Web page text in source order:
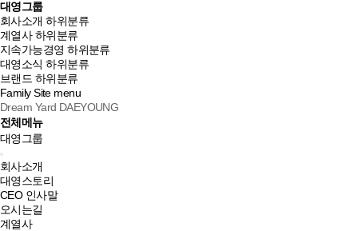
대영그룹
회사소개 하위분류
계열사 하위분류
지속가능경영 하위분류
대영소식 하위분류
브랜드 하위분류
Family Site menu
Dream Yard DAEYOUNG
전체메뉴
대영그룹
회사소개
대영스토리
CEO 인사말
오시는길
계열사